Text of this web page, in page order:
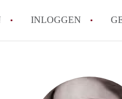
INLOGGEN
How to
Wat is